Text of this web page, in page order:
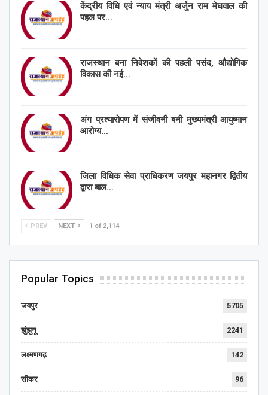
केंद्रीय विधि एवं न्याय मंत्री अर्जुन राम मेघवाल की
पहल पर…
राजस्थान बना निवेशकों की पहली पसंद, औद्योगिक
विकास की नई…
अंग प्रत्यारोपण में संजीवनी बनी मुख्यमंत्री आयुष्मान
आरोग्य…
जिला विधिक सेवा प्राधिकरण जयपुर महानगर द्वितीय
द्वारा बाल…
PREV NEXT 1 of 2,114
Popular Topics
जयपुर 5705
झुंझुनू 2241
लक्ष्मणगढ़ 142
सीकर 96